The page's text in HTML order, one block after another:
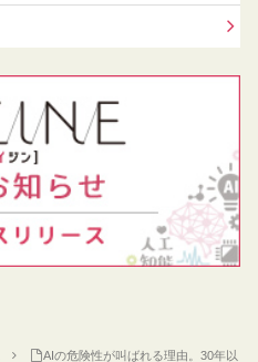
AIの危険性が叫ばれる理由。30年以